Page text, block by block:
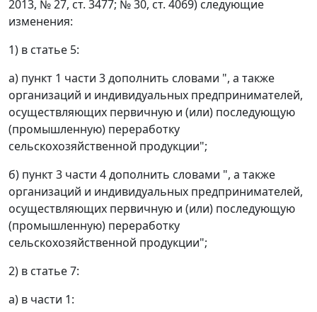
2013, № 27, ст. 3477; № 30, ст. 4069) следующие
изменения:
1) в статье 5:
а) пункт 1 части 3 дополнить словами ", а также
организаций и индивидуальных предпринимателей,
осуществляющих первичную и (или) последующую
(промышленную) переработку
сельскохозяйственной продукции";
б) пункт 3 части 4 дополнить словами ", а также
организаций и индивидуальных предпринимателей,
осуществляющих первичную и (или) последующую
(промышленную) переработку
сельскохозяйственной продукции";
2) в статье 7:
а) в части 1: